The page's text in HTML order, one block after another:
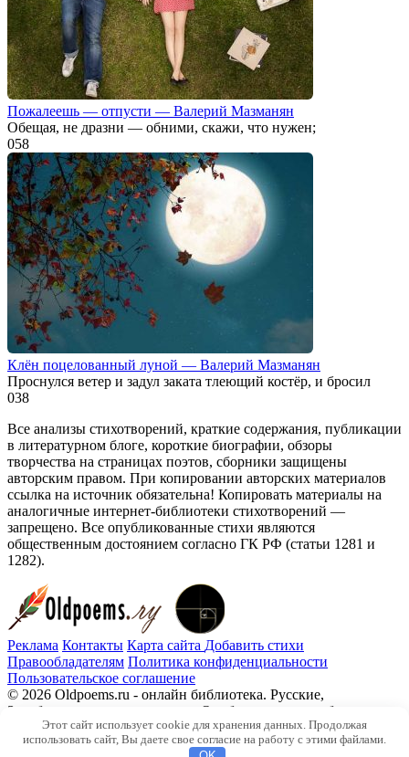
Пожалеешь — отпусти — Валерий Мазманян
Обещая, не дразни — обними, скажи, что нужен;
058
Клён поцелованный луной — Валерий Мазманян
Проснулся ветер и задул заката тлеющий костёр, и бросил
038
Все анализы стихотворений, краткие содержания, публикации
в литературном блоге, короткие биографии, обзоры
творчества на страницах поэтов, сборники защищены
авторским правом. При копировании авторских материалов
ссылка на источник обязательна! Копировать материалы на
аналогичные интернет-библиотеки стихотворений —
запрещено. Все опубликованные стихи являются
общественным достоянием согласно ГК РФ (статьи 1281 и
1282).
Реклама Контакты Карта сайта Добавить стихи
Правообладателям Политика конфиденциальности
Пользовательское соглашение
© 2026 Oldpoems.ru - онлайн библиотека. Русские,
Зарубежные авторы классики. Опубликованы и публикуем
текста современных авторов. Каждый может опубликовать у
нас свой стих.
Этот сайт использует cookie для хранения данных. Продолжая
использовать сайт, Вы даете свое согласие на работу с этими файлами.